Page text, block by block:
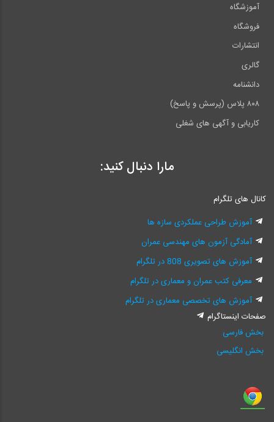
آموزشگاه
فروشگاه
انتشارات
گالری
دانشنامه
۸۰۸ پلاس (پرسش و پاسخ)
کاریابی و آگهی های شغلی
مارا دنبال کنید:
کانال های تلگرام
آموزش طراحی عملکردی سازه ها
آمادگی آزمون های مهندسی عمران
آموزش های تصویری 808 در تلگرام
معرفی کتب عمران و معماری در تلگرام
آموزش های تخصصی معماری در تلگرام
صفحات اینستاگرام
بخش فارسی
بخش انگلیسی